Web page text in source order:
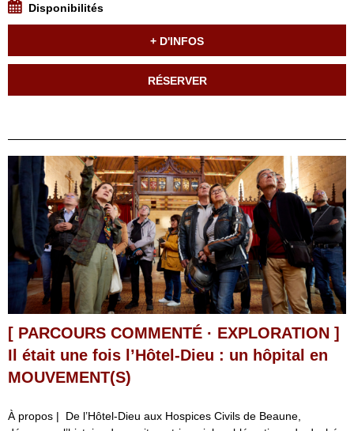
Disponibilités
+ D'INFOS
RÉSERVER
Il était une fois l’Hôtel-Dieu : un hôpital en
MOUVEMENT(S)
[ PARCOURS COMMENTÉ · EXPLORATION ]
À propos | De l’Hôtel-Dieu aux Hospices Civils de Beaune,